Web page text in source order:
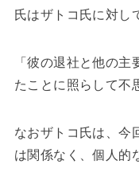
氏はザトコ氏に対し
「彼の退社と他の
たことに照らして不
なおザトコ氏は、今
は関係なく、個人的